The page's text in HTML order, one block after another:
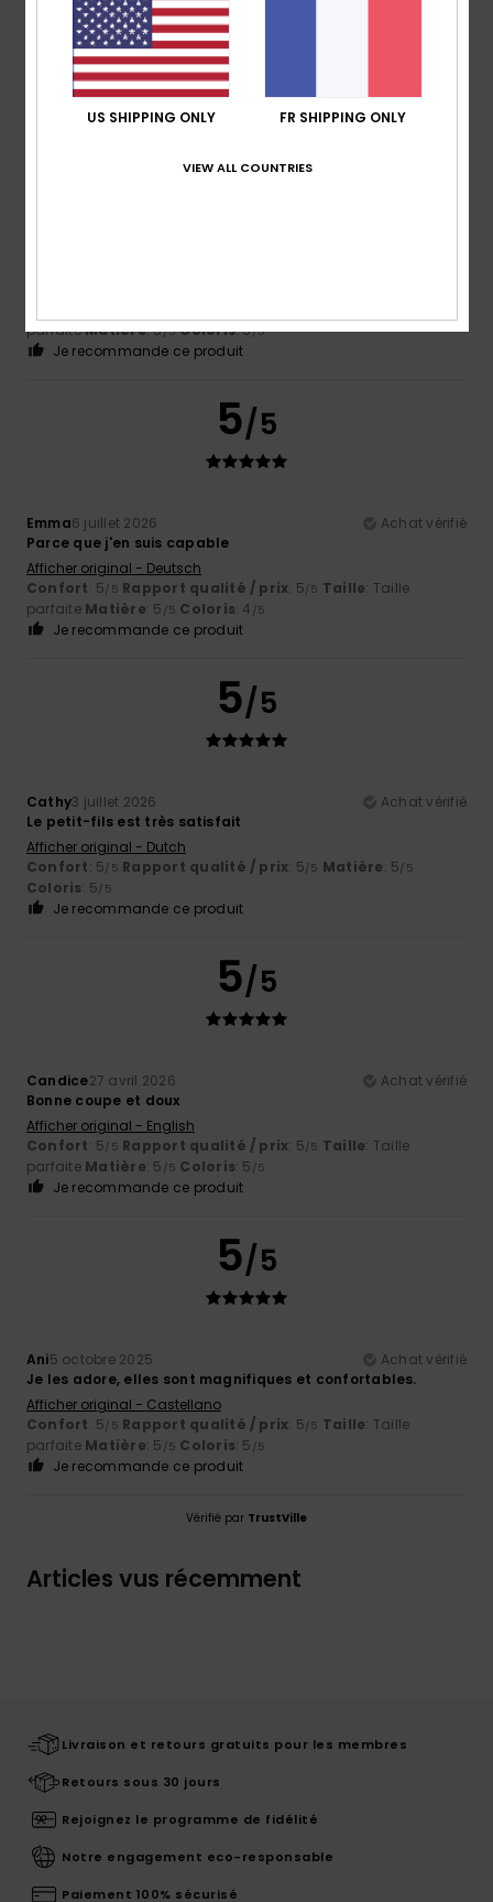
Coloris
5/5
parfaiteMatière: 5/5 Coloris: 5/5
Je recommande ce produit
5/5
Emma6 juillet 2026
Achat vérifié
Parce que j'en suis capable
Afficher original - Deutsch
Confort: 5/5 Rapport qualité / prix: 5/5 Taille: Taille
parfaite Matière: 5 /5 Coloris: 4 /5
Je recommande ce produit
5/5
Cathy3 juillet 2026
Achat vérifié
Le petit-fils est très satisfait
Afficher original - Dutch
Confort: 5/5 Rapport qualité / prix: 5/5 Matière: 5/5
Coloris: 5/5
Je recommande ce produit
5/5
Candice27 avril 2026
Achat vérifié
Bonne coupe et doux
Afficher original - English
Confort: 5/5 Rapport qualité / prix: 5/5 Taille: Taille
parfaite Matière: 5 /5 Coloris: 5 /5
Je recommande ce produit
5/5
Ani5 octobre 2025
Achat vérifié
Je les adore, elles sont magnifiques et confortables.
Afficher original - Castellano
Confort: 5/5 Rapport qualité / prix: 5/5 Taille: Taille
parfaite Matière: 5 /5 Coloris: 5 /5
Je recommande ce produit
Vérifié par TrustVille
Articles vus récemment
Livraison et retours gratuits pour les membres
Retours sous 30 jours
Rejoignez le programme de fidélité
Notre engagement eco-responsable
Paiement 100% sécurisé
US SHIPPING ONLY FR SHIPPING ONLY
VIEW ALL COUNTRIES